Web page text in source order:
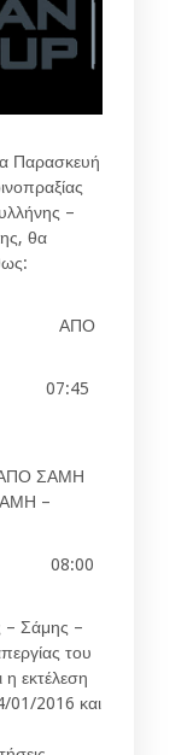
Παρασκευή
–
θα
ΑΠΟ
07:45
ΣΑΜΗ
–
– Σάμης –
του
η εκτέλεση
01/2016 και